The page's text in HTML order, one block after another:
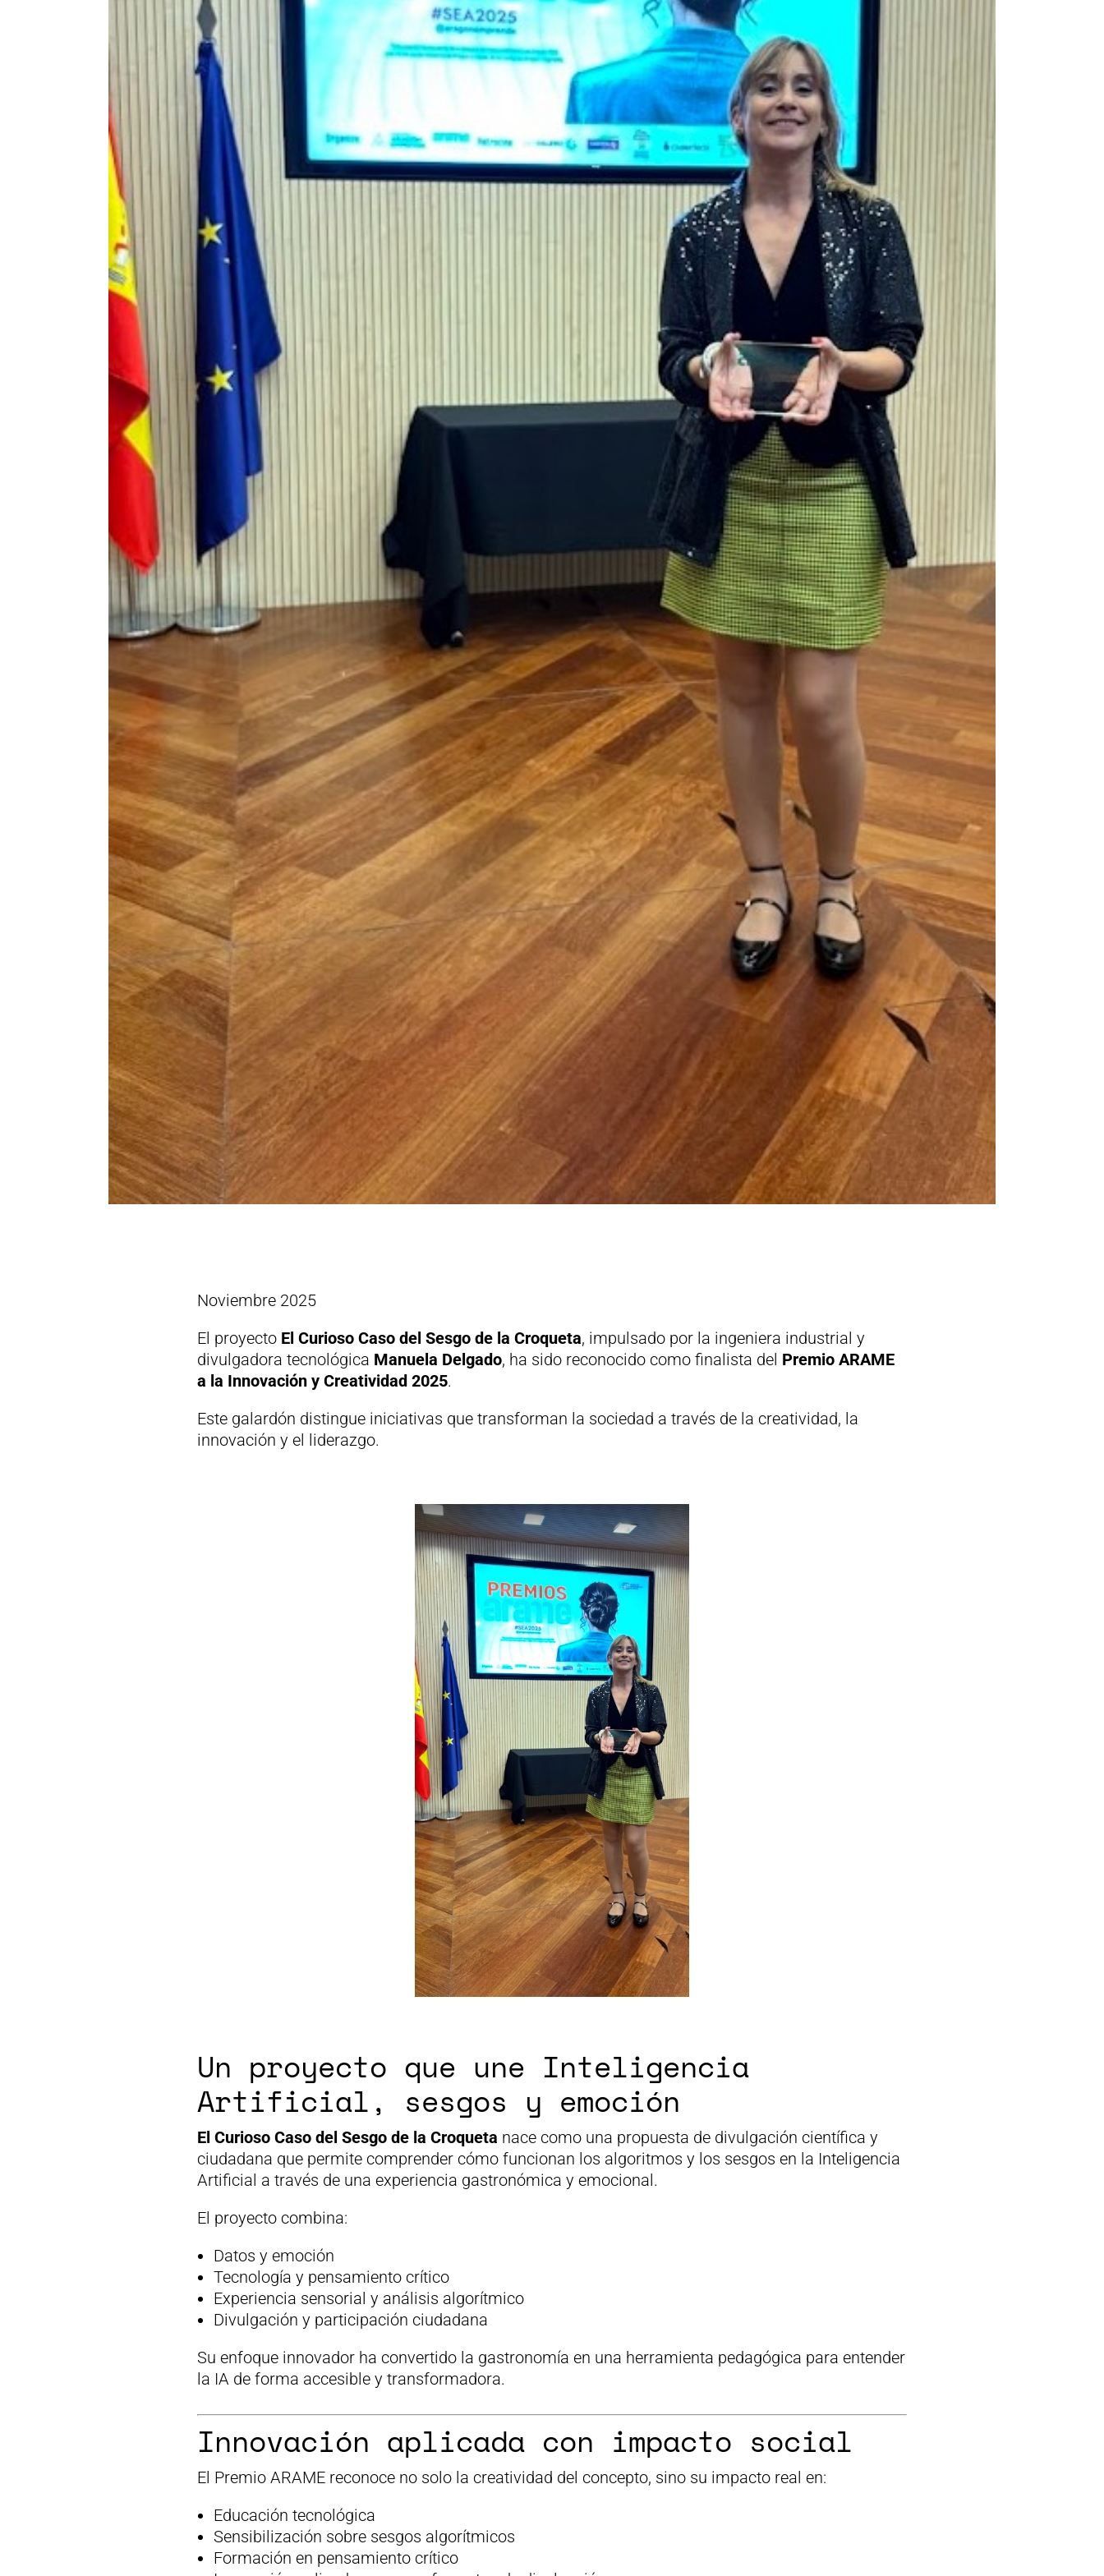
Noviembre 2025
El proyecto El Curioso Caso del Sesgo de la Croqueta, impulsado por la ingeniera industrial y
divulgadora tecnológica Manuela Delgado, ha sido reconocido como finalista del Premio ARAME
a la Innovación y Creatividad 2025.
Este galardón distingue iniciativas que transforman la sociedad a través de la creatividad, la
innovación y el liderazgo.
Un proyecto que une Inteligencia
Artificial, sesgos y emoción
El Curioso Caso del Sesgo de la Croqueta nace como una propuesta de divulgación científica y
ciudadana que permite comprender cómo funcionan los algoritmos y los sesgos en la Inteligencia
Artificial a través de una experiencia gastronómica y emocional.
El proyecto combina:
Datos y emoción
Tecnología y pensamiento crítico
Experiencia sensorial y análisis algorítmico
Divulgación y participación ciudadana
Su enfoque innovador ha convertido la gastronomía en una herramienta pedagógica para entender
la IA de forma accesible y transformadora.
Innovación aplicada con impacto social
El Premio ARAME reconoce no solo la creatividad del concepto, sino su impacto real en:
Educación tecnológica
Sensibilización sobre sesgos algorítmicos
Formación en pensamiento crítico